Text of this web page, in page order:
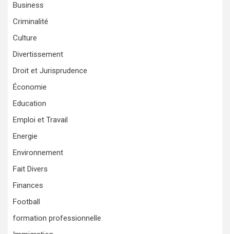
Business
Criminalité
Culture
Divertissement
Droit et Jurisprudence
Économie
Education
Emploi et Travail
Energie
Environnement
Fait Divers
Finances
Football
formation professionnelle